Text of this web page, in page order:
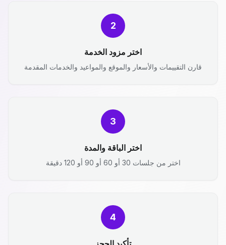
2
اختر مزود الخدمة
قارن التقييمات والأسعار والموقع والمواعيد والخدمات المقدمة
3
اختر الباقة والمدة
اختر من جلسات 30 أو 60 أو 90 أو 120 دقيقة
4